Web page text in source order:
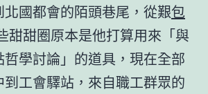
北國都會的陌頭巷尾，從艱包
甜甜圈原本是他打算用來「與
學討論」的道具，現在全部
工會驛站，來自職工群眾的